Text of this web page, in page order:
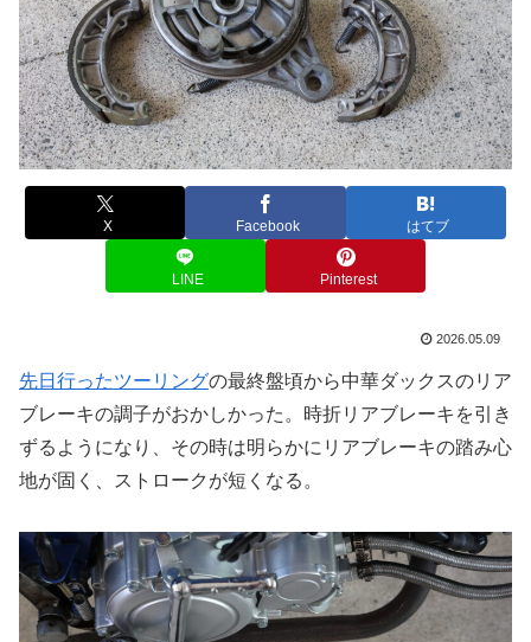
X Facebook はてブ
LINE Pinterest
2026.05.09
先日行ったツーリングの最終盤頃から中華ダックスのリア
ブレーキの調子がおかしかった。時折リアブレーキを引き
ずるようになり、その時は明らかにリアブレーキの踏み心
地が固く、ストロークが短くなる。